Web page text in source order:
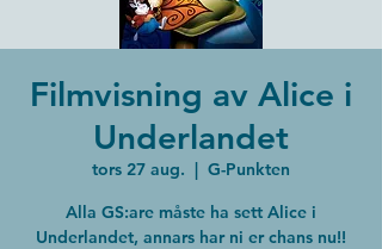
Filmvisning av Alice i
Underlandet
tors 27 aug.
  |
G-Punkten
Alla GS:are måste ha sett Alice i
Underlandet, annars har ni er chans nu!!